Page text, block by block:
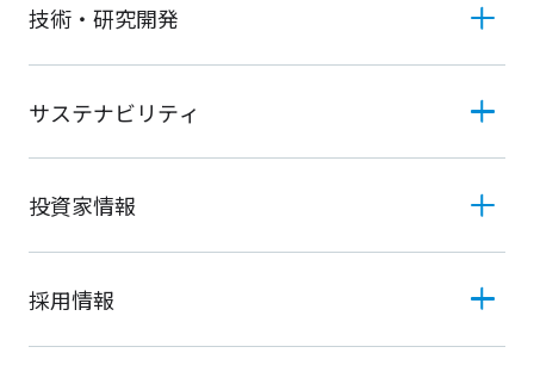
技術・研究開発
サステナビリティ
投資家情報
採用情報